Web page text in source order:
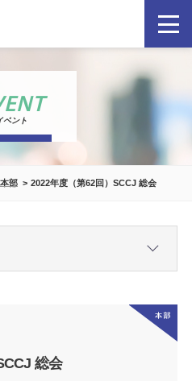
ベント
本部 2022年度（第62回）SCCJ 総会
総会